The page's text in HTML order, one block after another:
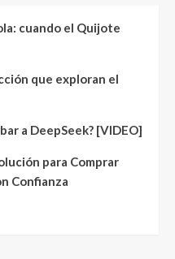
cuando el Quijote
que exploran el
a DeepSeek? [VIDEO]
para Comprar
Confianza